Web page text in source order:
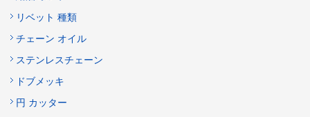
リベット 種類
チェーン オイル
ステンレスチェーン
ドブメッキ
円 カッター